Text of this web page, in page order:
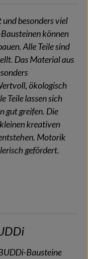
besonders viel
können
Alle Teile sind
Das Material aus
ökologisch
Teile lassen sich
gut greifen. Die
kreativen
Motorik
gefördert.
Bausteine